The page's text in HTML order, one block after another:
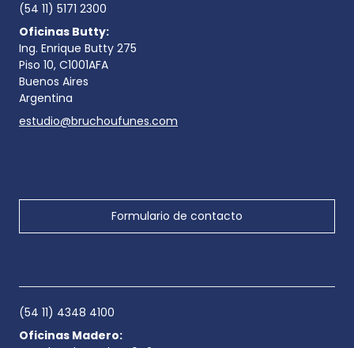
(54 11) 5171 2300
Oficinas Butty:
Ing. Enrique Butty 275
Piso 10, C1001AFA
Buenos Aires
Argentina
estudio@bruchoufunes.com
Formulario de contacto
(54 11) 4348 4100
Oficinas Madero: